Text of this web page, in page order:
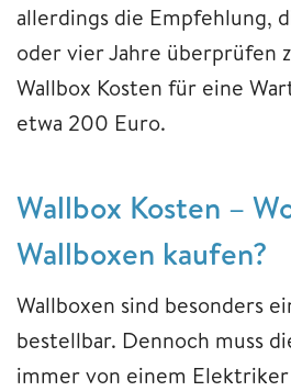
allerdings die Empfehlung,
oder vier Jahre überprüfen
Wallbox Kosten für eine
etwa 200 Euro.
Wallbox Kosten –
Wallboxen kaufen?
Wallboxen sind besonders
bestellbar. Dennoch muss
immer von einem